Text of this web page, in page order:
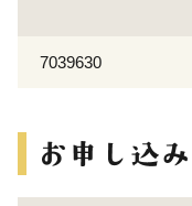
7039630